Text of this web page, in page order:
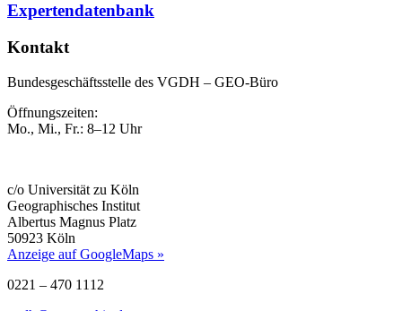
Expertendatenbank
Kontakt
Bundesgeschäftsstelle des VGDH – GEO-Büro
Öffnungszeiten:
Mo., Mi., Fr.: 8–12 Uhr
c/o Universität zu Köln
Geographisches Institut
Albertus Magnus Platz
50923 Köln
Anzeige auf GoogleMaps »
0221 – 470 1112